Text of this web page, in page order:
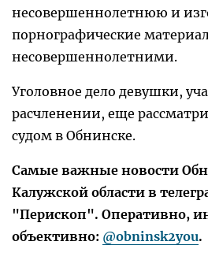
несовершеннолетнюю и
порнографические
несовершеннолетними.
Уголовное дело девушки,
расчленении, еще
судом в Обнинске.
Самые важные новости
Калужской области в
"Перископ". Оперативно,
объективно: @obninsk2you.